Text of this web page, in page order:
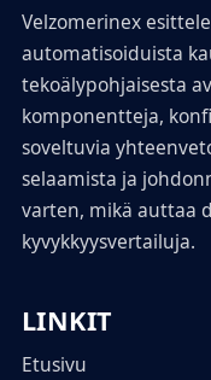
Velzomerinex
automatisoiduista
tekoälypohjaisesta
komponentteja,
soveltuvia
selaamista ja
varten, mikä auttaa
kyvykkyysvertailuja.
LINKIT
Etusivu